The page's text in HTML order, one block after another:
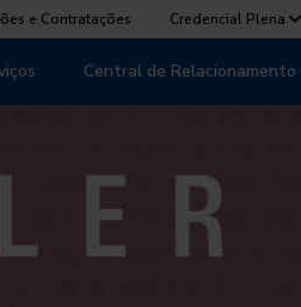
e Contratações Credencial Plena
Central de Relacionamento